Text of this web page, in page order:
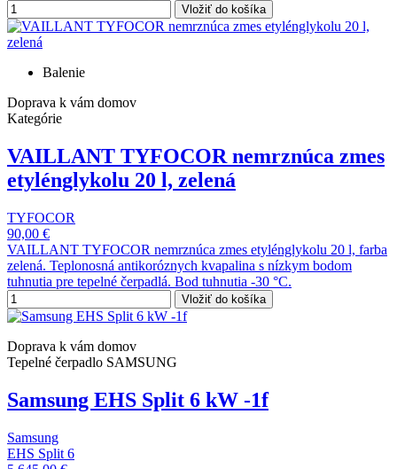
Vložiť do košíka
Balenie
Doprava k vám domov
Kategórie
VAILLANT TYFOCOR nemrznúca zmes
etylénglykolu 20 l, zelená
TYFOCOR
90,00 €
VAILLANT TYFOCOR nemrznúca zmes etylénglykolu 20 l, farba
zelená. Teplonosná antikoróznych kvapalina s nízkym bodom
tuhnutia pre tepelné čerpadlá. Bod tuhnutia -30 °C.
Vložiť do košíka
Doprava k vám domov
Tepelné čerpadlo SAMSUNG
Samsung EHS Split 6 kW -1f
Samsung
EHS Split 6